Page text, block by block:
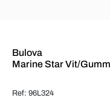
Bulova
Marine Star Vit/
Ref: 96L324